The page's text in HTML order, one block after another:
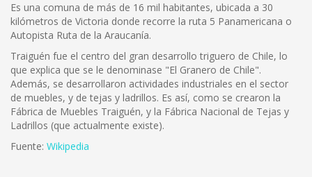
Es una comuna de más de 16 mil habitantes, ubicada a 30
kilómetros de Victoria donde recorre la ruta 5 Panamericana o
Autopista Ruta de la Araucanía.
Traiguén fue el centro del gran desarrollo triguero de Chile, lo
que explica que se le denominase "El Granero de Chile".
Además, se desarrollaron actividades industriales en el sector
de muebles, y de tejas y ladrillos. Es así, como se crearon la
Fábrica de Muebles Traiguén, y la Fábrica Nacional de Tejas y
Ladrillos (que actualmente existe).
Fuente: Wikipedia